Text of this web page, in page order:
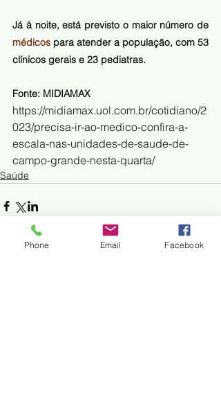
médicos para atender a população, com 53
clínicos gerais e 23 pediatras.
Fonte: MIDIAMAX
https://midiamax.uol.com.br/cotidiano/2
023/precisa-ir-ao-medico-confira-a-
escala-nas-unidades-de-saude-de-
campo-grande-nesta-quarta/
Saúde
Phone Email Facebook